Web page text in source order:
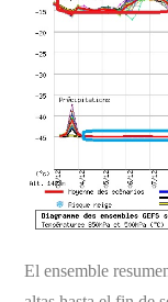
El ensemble